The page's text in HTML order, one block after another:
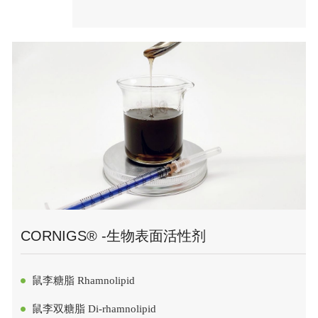
CORNIGS® -生物表面活性剂
鼠李糖脂 Rhamnolipid
鼠李双糖脂 Di-rhamnolipid